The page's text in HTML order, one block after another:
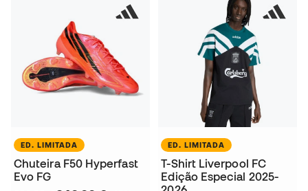
ED. LIMITADA
Chuteira F50 Hyperfast
Evo FG
ED. LIMITADA
T-Shirt Liverpool FC
Edição Especial 2025-